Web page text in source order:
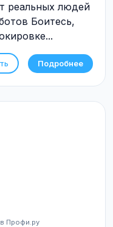
реальных людей
Боитесь,
Подробнее
Профи.ру